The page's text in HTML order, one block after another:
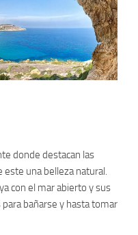
donde destacan las
este una belleza natural.
con el mar abierto y sus
bañarse y hasta tomar